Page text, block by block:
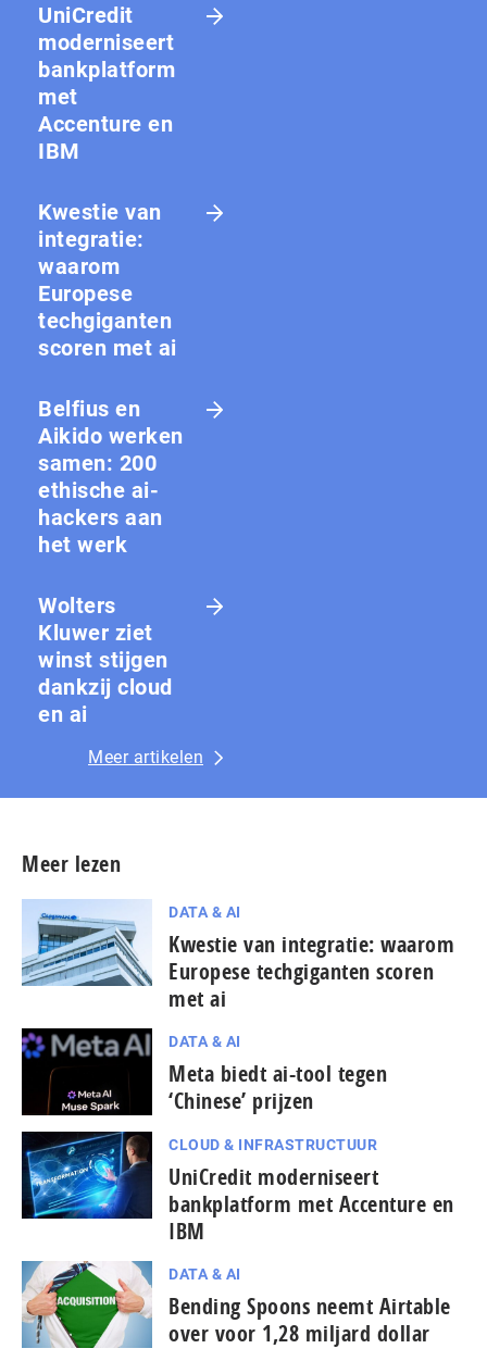
UniCredit
moderniseert
bankplatform
met
Accenture en
IBM
Kwestie van
integratie:
waarom
Europese
techgiganten
scoren met ai
Belfius en
Aikido werken
samen: 200
ethische ai-
hackers aan
het werk
Wolters
Kluwer ziet
winst stijgen
dankzij cloud
en ai
Meer artikelen
Meer lezen
DATA & AI
Kwestie van integratie: waarom
Europese techgiganten scoren
met ai
DATA & AI
Meta biedt ai-tool tegen
‘Chinese’ prijzen
CLOUD & INFRASTRUCTUUR
UniCredit moderniseert
bankplatform met Accenture en
IBM
DATA & AI
Bending Spoons neemt Airtable
over voor 1,28 miljard dollar